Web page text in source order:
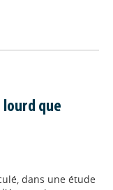
lourd que
dans une étude